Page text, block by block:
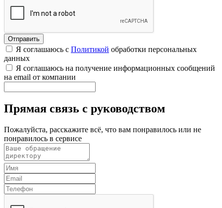
Я соглашаюсь с Политикой обработки персональных
данных
Я соглашаюсь на получение информационных сообщений
на email от компании
Прямая связь с руководством
Пожалуйста, расскажите всё, что вам понравилось или не
понравилось в сервисе